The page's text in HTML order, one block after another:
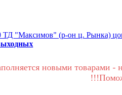
ТД "Максимов" (р-он ц. Рынка)
новыми товарами -